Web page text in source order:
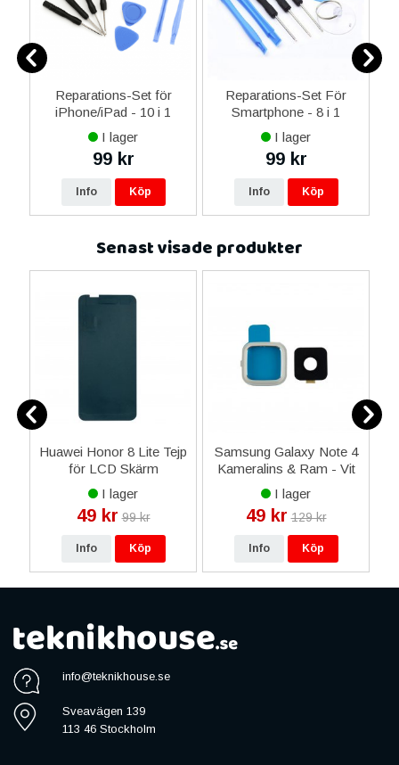
Reparations-Set för
iPhone/iPad - 10 i 1
I lager
99 kr
Info Köp
Reparations-Set För
Smartphone - 8 i 1
I lager
99 kr
Info Köp
Senast visade produkter
Huawei Honor 8 Lite Tejp
för LCD Skärm
I lager
49 kr 99 kr
Info Köp
Samsung Galaxy Note 4
Kameralins & Ram - Vit
I lager
49 kr 129 kr
Info Köp
info@teknikhouse.se
Sveavägen 139
113 46 Stockholm